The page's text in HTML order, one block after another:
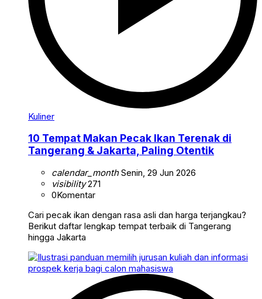
Kuliner
10 Tempat Makan Pecak Ikan Terenak di
Tangerang & Jakarta, Paling Otentik
calendar_monthSenin, 29 Jun 2026
visibility271
0Komentar
Cari pecak ikan dengan rasa asli dan harga terjangkau?
Berikut daftar lengkap tempat terbaik di Tangerang
hingga Jakarta